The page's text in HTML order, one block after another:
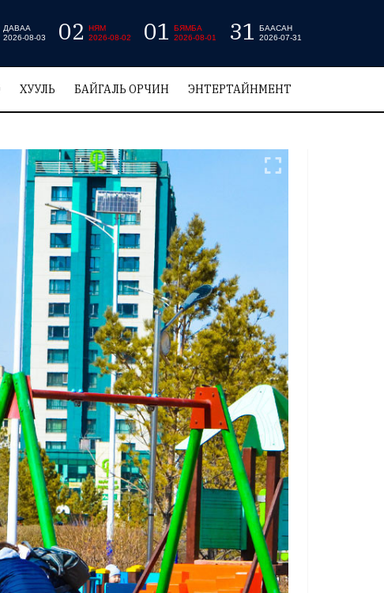
ДАВАА
2026-08-03
02
НЯМ
2026-08-02
01
БЯМБА
2026-08-01
31
БААСАН
2026-07-31
ХУУЛЬ БАЙГАЛЬ ОРЧИН ЭНТЕРТАЙНМЕНТ